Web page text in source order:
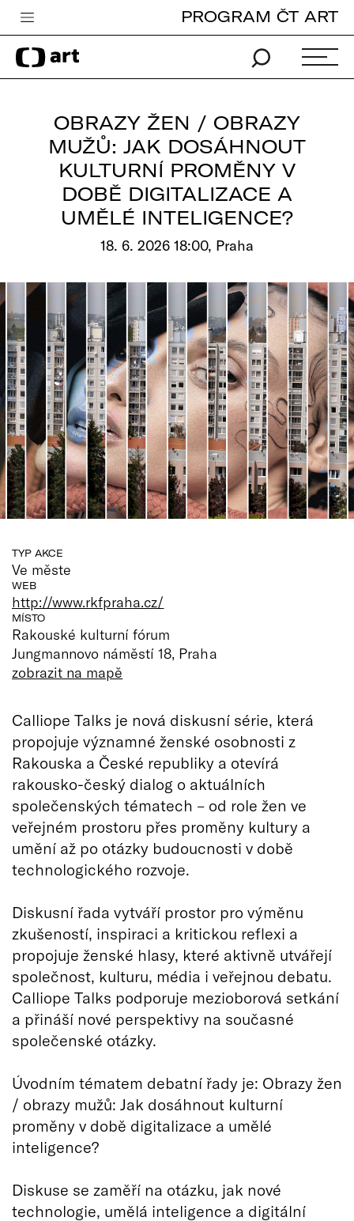
Česká televize
Zpravodajství
iVysílání
TV program
PROGRAM ČT ART
OBRAZY ŽEN / OBRAZY
MUŽŮ: JAK DOSÁHNOUT
KULTURNÍ PROMĚNY V
DOBĚ DIGITALIZACE A
UMĚLÉ INTELIGENCE?
18. 6. 2026 18:00, Praha
TYP AKCE
Ve měste
WEB
http://www.rkfpraha.cz/
MÍSTO
Rakouské kulturní fórum
Jungmannovo náměstí 18, Praha
zobrazit na mapě
Calliope Talks je nová diskusní série, která
propojuje významné ženské osobnosti z
Rakouska a České republiky a otevírá
rakousko-český dialog o aktuálních
společenských tématech – od role žen ve
veřejném prostoru přes proměny kultury a
umění až po otázky budoucnosti v době
technologického rozvoje.
Diskusní řada vytváří prostor pro výměnu
zkušeností, inspiraci a kritickou reflexi a
propojuje ženské hlasy, které aktivně utvářejí
společnost, kulturu, média i veřejnou debatu.
Calliope Talks podporuje mezioborová setkání
a přináší nové perspektivy na současné
společenské otázky.
Úvodním tématem debatní řady je: Obrazy žen
/ obrazy mužů: Jak dosáhnout kulturní
proměny v době digitalizace a umělé
inteligence?
Diskuse se zaměří na otázku, jak nové
technologie, umělá inteligence a digitální